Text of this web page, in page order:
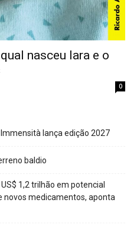
nasceu Iara e o
0
lança edição 2027
baldio
1,2 trilhão em potencial
novos medicamentos, aponta